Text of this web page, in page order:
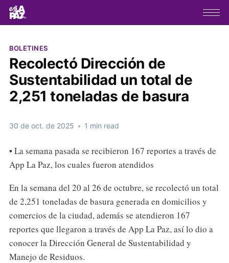
BOLETINES
Recolectó Dirección de
Sustentabilidad un total de
2,251 toneladas de basura
30 de oct. de 2025 • 1 min read
• La semana pasada se recibieron 167 reportes a través de
App La Paz, los cuales fueron atendidos
En la semana del 20 al 26 de octubre, se recolectó un total
de 2,251 toneladas de basura generada en domicilios y
comercios de la ciudad, además se atendieron 167
reportes que llegaron a través de App La Paz, así lo dio a
conocer la Dirección General de Sustentabilidad y
Manejo de Residuos.